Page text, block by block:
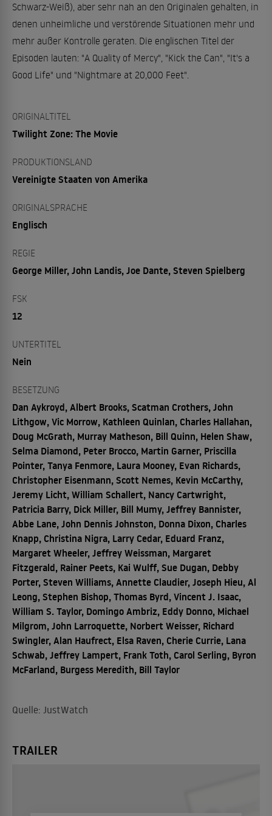
Schwarz-Weiß), aber sehr nah an den Originalen gehalten, in
denen unheimliche und verstörende Situationen mehr und
mehr außer Kontrolle geraten. Die englischen Titel der
Episoden lauten: "A Quality of Mercy", "Kick the Can", "It's a
Good Life" und "Nightmare at 20,000 Feet".
ORIGINALTITEL
Twilight Zone: The Movie
PRODUKTIONSLAND
Vereinigte Staaten von Amerika
ORIGINALSPRACHE
Englisch
REGIE
George Miller, John Landis, Joe Dante, Steven Spielberg
FSK
12
UNTERTITEL
Nein
BESETZUNG
Dan Aykroyd, Albert Brooks, Scatman Crothers, John
Lithgow, Vic Morrow, Kathleen Quinlan, Charles Hallahan,
Doug McGrath, Murray Matheson, Bill Quinn, Helen Shaw,
Selma Diamond, Peter Brocco, Martin Garner, Priscilla
Pointer, Tanya Fenmore, Laura Mooney, Evan Richards,
Christopher Eisenmann, Scott Nemes, Kevin McCarthy,
Jeremy Licht, William Schallert, Nancy Cartwright,
Patricia Barry, Dick Miller, Bill Mumy, Jeffrey Bannister,
Abbe Lane, John Dennis Johnston, Donna Dixon, Charles
Knapp, Christina Nigra, Larry Cedar, Eduard Franz,
Margaret Wheeler, Jeffrey Weissman, Margaret
Fitzgerald, Rainer Peets, Kai Wulff, Sue Dugan, Debby
Porter, Steven Williams, Annette Claudier, Joseph Hieu, Al
Leong, Stephen Bishop, Thomas Byrd, Vincent J. Isaac,
William S. Taylor, Domingo Ambriz, Eddy Donno, Michael
Milgrom, John Larroquette, Norbert Weisser, Richard
Swingler, Alan Haufrect, Elsa Raven, Cherie Currie, Lana
Schwab, Jeffrey Lampert, Frank Toth, Carol Serling, Byron
McFarland, Burgess Meredith, Bill Taylor
Quelle: JustWatch
TRAILER